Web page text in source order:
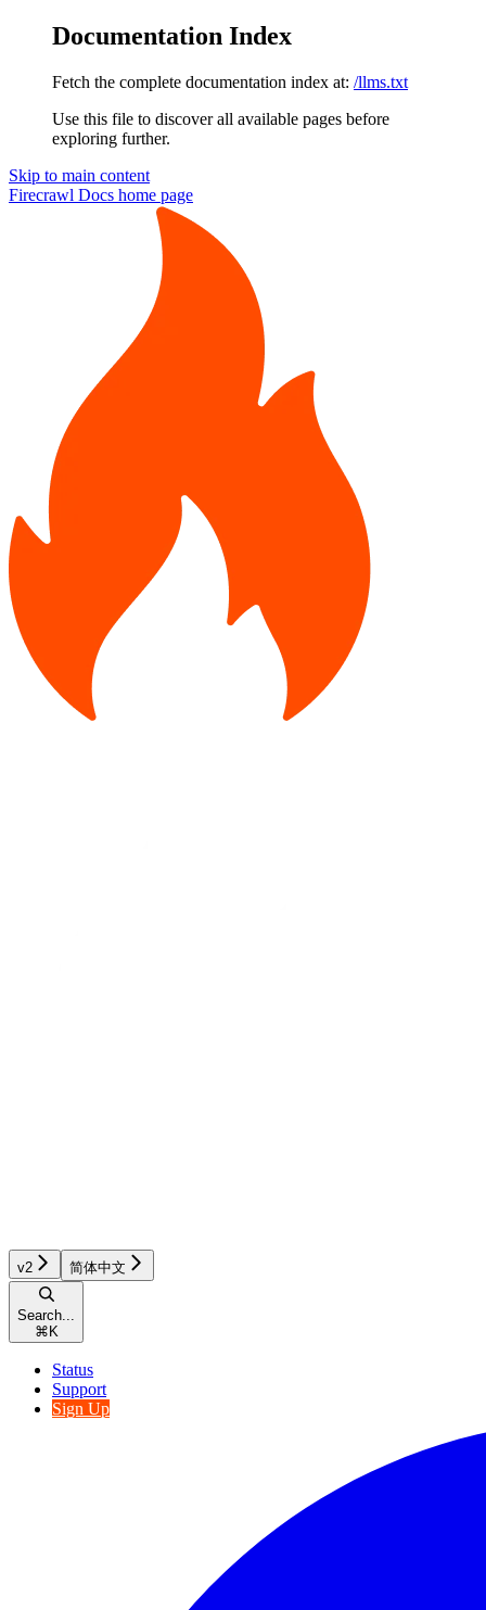
Documentation Index
Fetch the complete documentation index at: /llms.txt
Use this file to discover all available pages before
exploring further.
Skip to main content
Firecrawl Docs home page
v2 简体中文
Search...
⌘ K
Status
Support
Sign Up